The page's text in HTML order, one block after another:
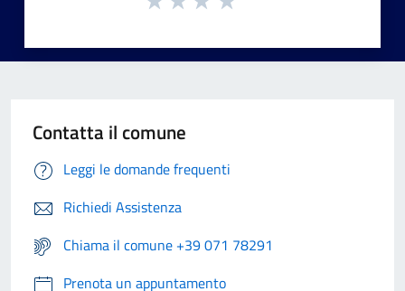
Contatta il comune
Leggi le domande frequenti
Richiedi Assistenza
Chiama il comune +39 071 78291
Prenota un appuntamento